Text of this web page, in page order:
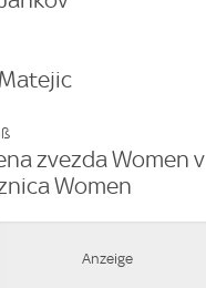
zvezda Women v
Women